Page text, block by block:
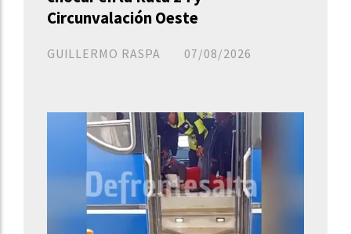
Circunvalación Oeste
GUILLERMO RASPA 07/08/2026